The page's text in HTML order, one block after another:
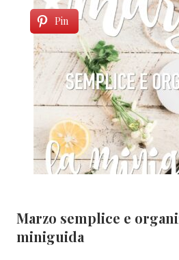
Pin
Marzo semplice e
miniguida